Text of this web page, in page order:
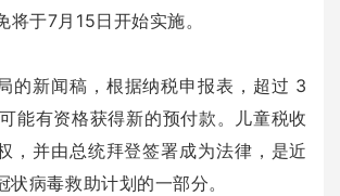
将于7月15日开始实施。
的新闻稿，根据纳税申报表，超过 3
能有资格获得新的预付款。儿童税收
，并由总统拜登签署成为法律，是近
状病毒救助计划的一部分。